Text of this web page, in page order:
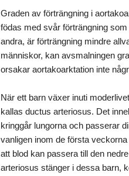
Graden av förträngning i
födas med svår förträngning
andra, är förträngning mindre
människor, kan avsmalningen
orsakar aortakoarktation inte
När ett barn växer inuti
kallas ductus arteriosus. Det
kringgår lungorna och passerar
vanligen inom de första
att blod kan passera till den
arteriosus stänger i dessa barn,